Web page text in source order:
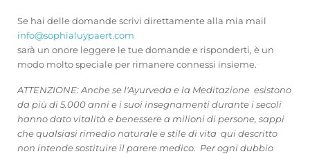
Se hai delle domande scrivi direttamente alla mia mail
info@sophialuypaert.com
sarà un onore leggere le tue domande e risponderti, è un
modo molto speciale per rimanere connessi insieme.
ATTENZIONE: Anche se l'Ayurveda e la Meditazione esistono
da più di 5.000 anni e i suoi insegnamenti durante i secoli
hanno dato vitalità e benessere a milioni di persone, sappi
che qualsiasi rimedio naturale e stile di vita qui descritto
non intende sostituire il parere medico. Per ogni dubbio